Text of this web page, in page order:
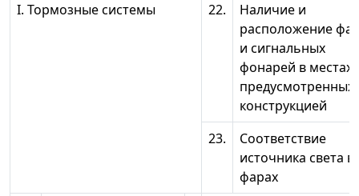
I. Тормозные системы
22.
Наличие и
расположение
и сигнальных
фонарей в местах,
предусмотренных
конструкцией
23.
Соответствие
источника света в
фарах